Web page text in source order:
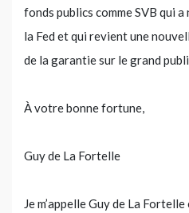
fonds publics comme SVB qui
la Fed et qui revient une
de la garantie sur le grand
À votre bonne fortune,
Guy de La Fortelle
Je m’appelle Guy de La